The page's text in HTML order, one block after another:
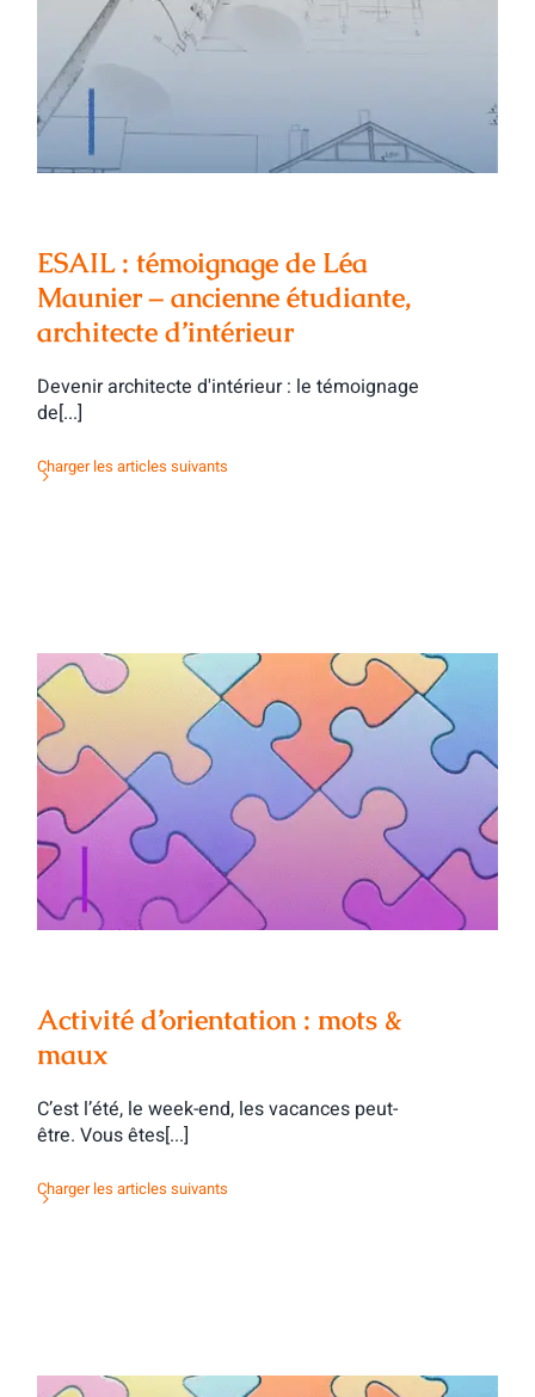
ESAIL : témoignage de Léa Maunier –
ancienne étudiante, architecte
ESAIL : témoignage de Léa
Maunier – ancienne étudiante,
architecte d’intérieur
Devenir architecte d'intérieur : le témoignage
de[...]
Charger les articles suivants
Activité d’orientation : mots & maux
Activité d’orientation : mots &
maux
C’est l’été, le week-end, les vacances peut-
être. Vous êtes[...]
Charger les articles suivants